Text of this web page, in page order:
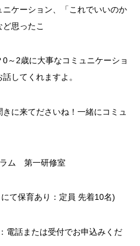
ニケーション、「これでいいのか
思ったこ
に大事なコミュニケーショ
してくれますよ。
てださいね！一緒にコミュ
ム 第一研修室
て保育あり：定員 先着10名)
電話または受付でお申込みくだ